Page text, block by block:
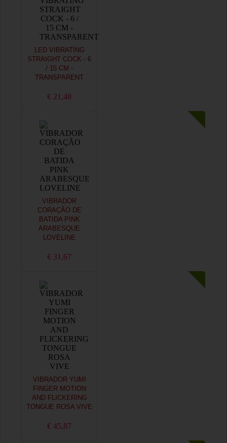
LED VIBRATING
STRAIGHT COCK - 6
/ 15 CM -
TRANSPARENT
€ 21,48
VIBRADOR
CORAÇÃO DE
BATIDA PINK
ARABESQUE
LOVELINE
€ 31,67
VIBRADOR YUMI
FINGER MOTION
AND FLICKERING
TONGUE ROSA VIVE
€ 45,87